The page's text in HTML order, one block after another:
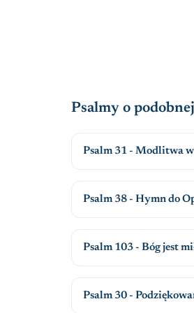
Psalmy o
Psalm 31 - Modlitwa
Psalm 38 - Hymn do
Psalm 103 - Bóg jest
Psalm 30 -